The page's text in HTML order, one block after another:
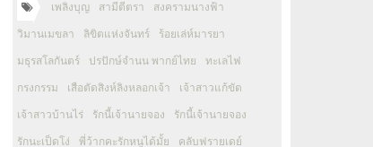
เพลิงบุญ สามีตีตรา สงครามนางฟ้า
วิมานเมขลา ลิขิตแห่งจันทร์ ร้อยเล่ห์มารยา
มธุรสโลกันตร์ ปรปักษ์จำนน พากย์ไทย ทะเลไฟ
กรงกรรม เสือตัดสิงห์ลิงหลอกเจ้า เจ้าสาวแก้ขัด
เจ้าสาวบ้านไร่ รักนี้เจ้านายจอง รักนี้เจ้านายจอง
รักนะเป็ดโง่ พี่ว้ากคะรักหนูได้มั้ย คลับฟรายเดย์